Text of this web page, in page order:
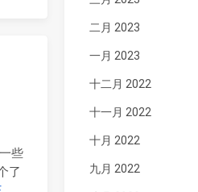
些
了
二月 2023
一月 2023
十二月 2022
十一月 2022
十月 2022
九月 2022